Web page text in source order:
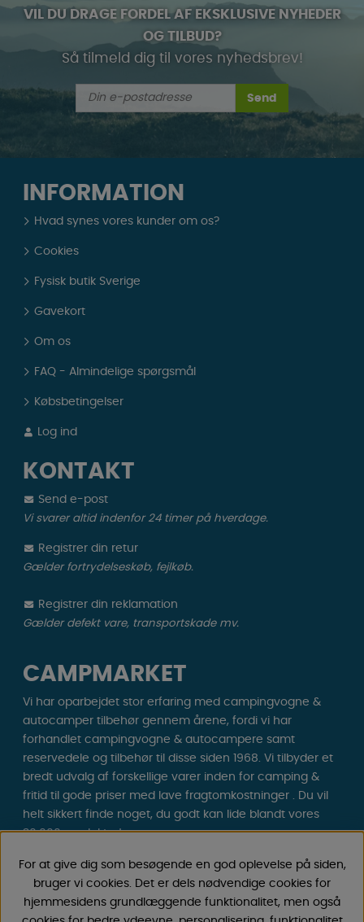
VIL DU DRAGE FORDEL AF EKSKLUSIVE NYHEDER
OG TILBUD?
Så tilmeld dig til vores nyhedsbrev!
Send
INFORMATION
Hvad synes vores kunder om os?
Cookies
Fysisk butik Sverige
Gavekort
Om os
FAQ - Almindelige spørgsmål
Købsbetingelser
Log ind
KONTAKT
Send e-post
Vi svarer altid indenfor 24 timer på hverdage.
Registrer din retur
Gælder fortrydelseskøb, fejlkøb.
Registrer din reklamation
Gælder defekt vare, transportskade mv.
CAMPMARKET
Vi har oparbejdet stor erfaring med campingvogne &
autocamper tilbehør gennem årene, fordi vi har
forhandlet campingvogne & autocampere samt
reservedele og tilbehør til disse siden 1968. Vi tilbyder et
bredt udvalg af forskellige varer inden for camping &
fritid til gode priser med lave fragtomkostninger . Du vil
helt sikkert finde noget, du godt kan lide blandt vores
30.000 produkter!
Følg os på Facebook og Instagram for inspiration,
nyheder og eksklusive tilbud. Campinglivet begynder
hos os!
For at give dig som besøgende en god oplevelse på siden,
bruger vi cookies. Det er dels nødvendige cookies for
hjemmesidens grundlæggende funktionalitet, men også